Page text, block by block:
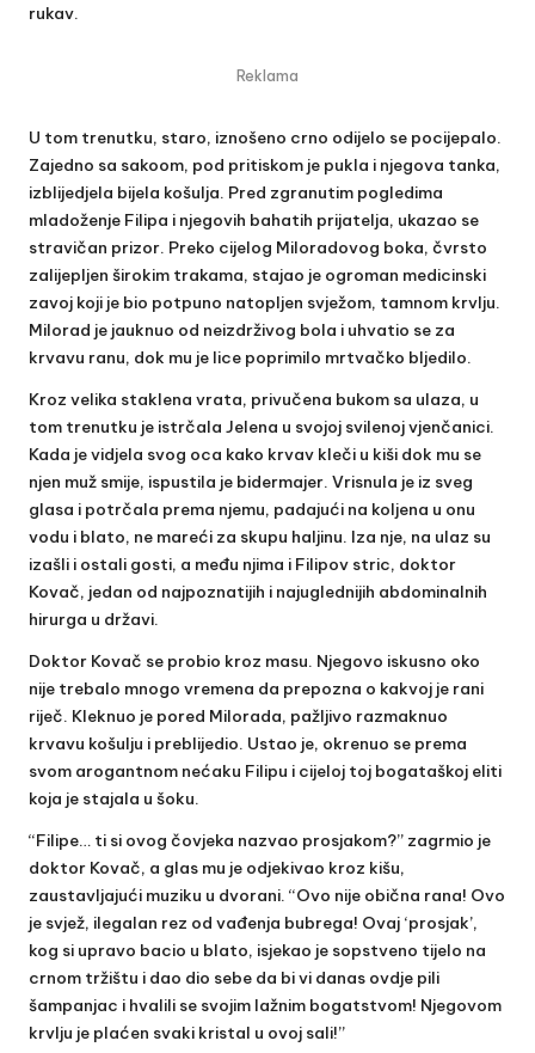
rukav.
Reklama
U tom trenutku, staro, iznošeno crno odijelo se pocijepalo.
Zajedno sa sakoom, pod pritiskom je pukla i njegova tanka,
izblijedjela bijela košulja. Pred zgranutim pogledima
mladoženje Filipa i njegovih bahatih prijatelja, ukazao se
stravičan prizor. Preko cijelog Miloradovog boka, čvrsto
zalijepljen širokim trakama, stajao je ogroman medicinski
zavoj koji je bio potpuno natopljen svježom, tamnom krvlju.
Milorad je jauknuo od neizdrživog bola i uhvatio se za
krvavu ranu, dok mu je lice poprimilo mrtvačko bljedilo.
Kroz velika staklena vrata, privučena bukom sa ulaza, u
tom trenutku je istrčala Jelena u svojoj svilenoj vjenčanici.
Kada je vidjela svog oca kako krvav kleči u kiši dok mu se
njen muž smije, ispustila je bidermajer. Vrisnula je iz sveg
glasa i potrčala prema njemu, padajući na koljena u onu
vodu i blato, ne mareći za skupu haljinu. Iza nje, na ulaz su
izašli i ostali gosti, a među njima i Filipov stric, doktor
Kovač, jedan od najpoznatijih i najuglednijih abdominalnih
hirurga u državi.
Doktor Kovač se probio kroz masu. Njegovo iskusno oko
nije trebalo mnogo vremena da prepozna o kakvoj je rani
riječ. Kleknuo je pored Milorada, pažljivo razmaknuo
krvavu košulju i preblijedio. Ustao je, okrenuo se prema
svom arogantnom nećaku Filipu i cijeloj toj bogataškoj eliti
koja je stajala u šoku.
“Filipe… ti si ovog čovjeka nazvao prosjakom?” zagrmio je
doktor Kovač, a glas mu je odjekivao kroz kišu,
zaustavljajući muziku u dvorani. “Ovo nije obična rana! Ovo
je svjež, ilegalan rez od vađenja bubrega! Ovaj ‘prosjak’,
kog si upravo bacio u blato, isjekao je sopstveno tijelo na
crnom tržištu i dao dio sebe da bi vi danas ovdje pili
šampanjac i hvalili se svojim lažnim bogatstvom! Njegovom
krvlju je plaćen svaki kristal u ovoj sali!”